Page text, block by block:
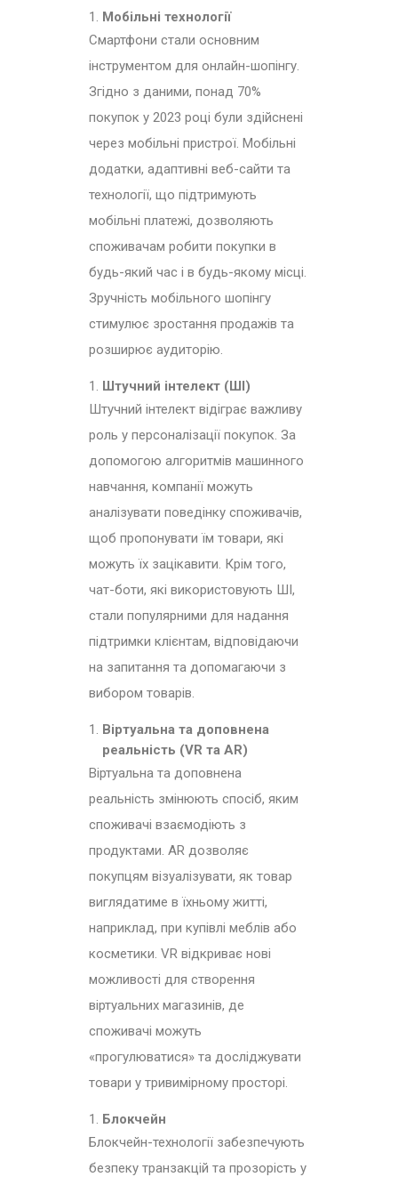
Мобільні технології
Смартфони стали основним
інструментом для онлайн-шопінгу.
Згідно з даними, понад 70%
покупок у 2023 році були здійснені
через мобільні пристрої. Мобільні
додатки, адаптивні веб-сайти та
технології, що підтримують
мобільні платежі, дозволяють
споживачам робити покупки в
будь-який час і в будь-якому місці.
Зручність мобільного шопінгу
стимулює зростання продажів та
розширює аудиторію.
Штучний інтелект (ШІ)
Штучний інтелект відіграє важливу
роль у персоналізації покупок. За
допомогою алгоритмів машинного
навчання, компанії можуть
аналізувати поведінку споживачів,
щоб пропонувати їм товари, які
можуть їх зацікавити. Крім того,
чат-боти, які використовують ШІ,
стали популярними для надання
підтримки клієнтам, відповідаючи
на запитання та допомагаючи з
вибором товарів.
Віртуальна та доповнена
реальність (VR та AR)
Віртуальна та доповнена
реальність змінюють спосіб, яким
споживачі взаємодіють з
продуктами. AR дозволяє
покупцям візуалізувати, як товар
виглядатиме в їхньому житті,
наприклад, при купівлі меблів або
косметики. VR відкриває нові
можливості для створення
віртуальних магазинів, де
споживачі можуть
«прогулюватися» та досліджувати
товари у тривимірному просторі.
Блокчейн
Блокчейн-технології забезпечують
безпеку транзакцій та прозорість у